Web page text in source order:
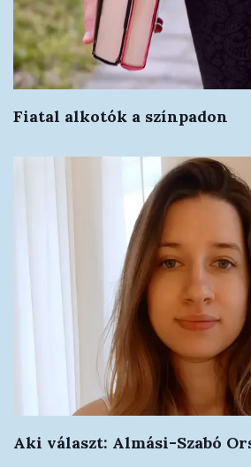
Fiatal alkotók a színpadon
Aki választ: Almási-Szabó